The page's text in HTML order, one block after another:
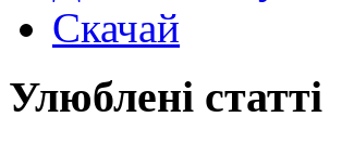
Скачай
Улюблені статті